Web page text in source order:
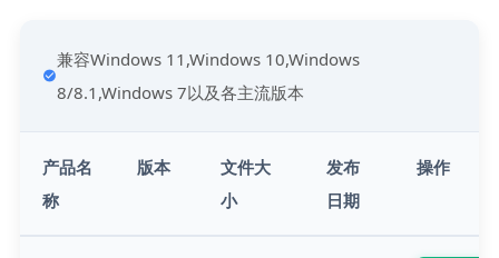
兼容Windows 11,Windows 10,Windows
8/8.1,Windows 7以及各主流版本
产品名
称
版本
文件大
小
发布
日期
操作